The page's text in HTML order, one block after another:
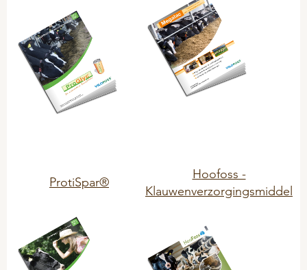
Hygiene
Mineralfutter
Mineral-Leckmassen
Problemlöser
Hygiene
Mineral - Leckmassen
Problemlöser
ProtiSpar®
Hoofoss -
Klauwenverzorgingsmiddel